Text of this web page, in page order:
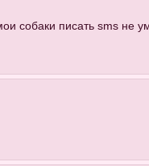
собаки писать sms